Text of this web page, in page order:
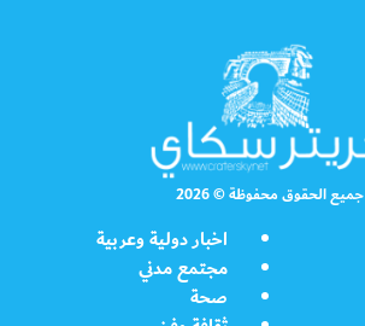
جميع الحقوق محفوظة © 2026
اخبار دولية وعربية
مجتمع مدني
صحة